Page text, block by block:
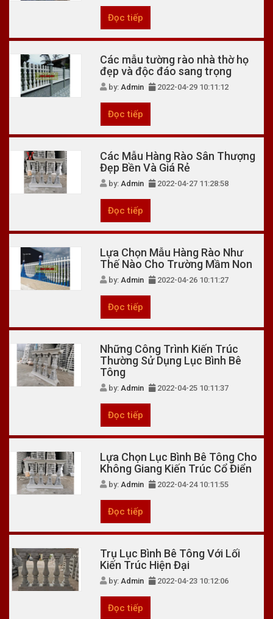
Đọc tiếp
Các mẫu tường rào nhà thờ họ
đẹp và độc đáo sang trọng
by:Admin 2022-04-29 10:11:12
Đọc tiếp
Các Mẫu Hàng Rào Sân Thượng
Đẹp Bền Và Giá Rẻ
by:Admin 2022-04-27 11:28:58
Đọc tiếp
Lựa Chọn Mẫu Hàng Rào Như
Thế Nào Cho Trường Mầm Non
by:Admin 2022-04-26 10:11:27
Đọc tiếp
Những Công Trình Kiến Trúc
Thường Sử Dụng Lục Bình Bê
Tông
by:Admin 2022-04-25 10:11:37
Đọc tiếp
Lựa Chọn Lục Bình Bê Tông Cho
Không Giang Kiến Trúc Cổ Điển
by:Admin 2022-04-24 10:11:55
Đọc tiếp
Trụ Lục Bình Bê Tông Với Lối
Kiến Trúc Hiện Đại
by:Admin 2022-04-23 10:12:06
Đọc tiếp